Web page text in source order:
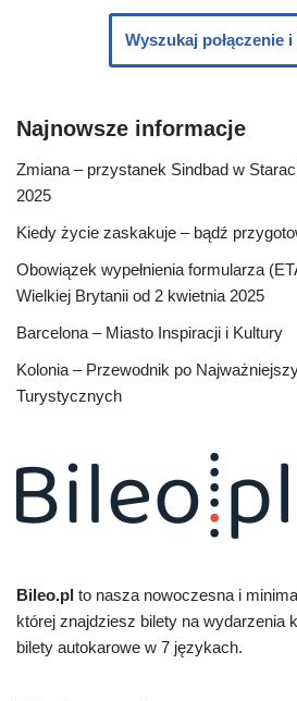
Wyszukaj połączenie
Najnowsze informacje
Zmiana – przystanek Sindbad w
2025
Kiedy życie zaskakuje – bądź
Obowiązek wypełnienia formularza
Wielkiej Brytanii od 2 kwietnia 2025
Barcelona – Miasto Inspiracji i Kultury
Kolonia – Przewodnik po
Turystycznych
Bileo.pl to nasza nowoczesna i
której znajdziesz bilety na wydarzenia
bilety autokarowe w 7 językach.